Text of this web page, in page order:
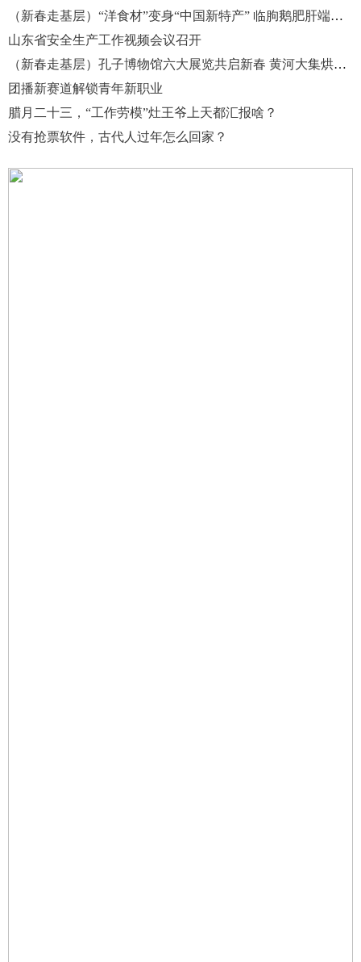
（新春走基层）“洋食材”变身“中国新特产” 临朐鹅肥肝端上世界餐桌
山东省安全生产工作视频会议召开
（新春走基层）孔子博物馆六大展览共启新春 黄河大集烘热年味
团播新赛道解锁青年新职业
腊月二十三，“工作劳模”灶王爷上天都汇报啥？
没有抢票软件，古代人过年怎么回家？